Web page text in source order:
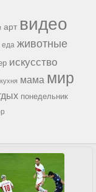
арт видео
еда животные
искусство
кухня мама мир
понедельник